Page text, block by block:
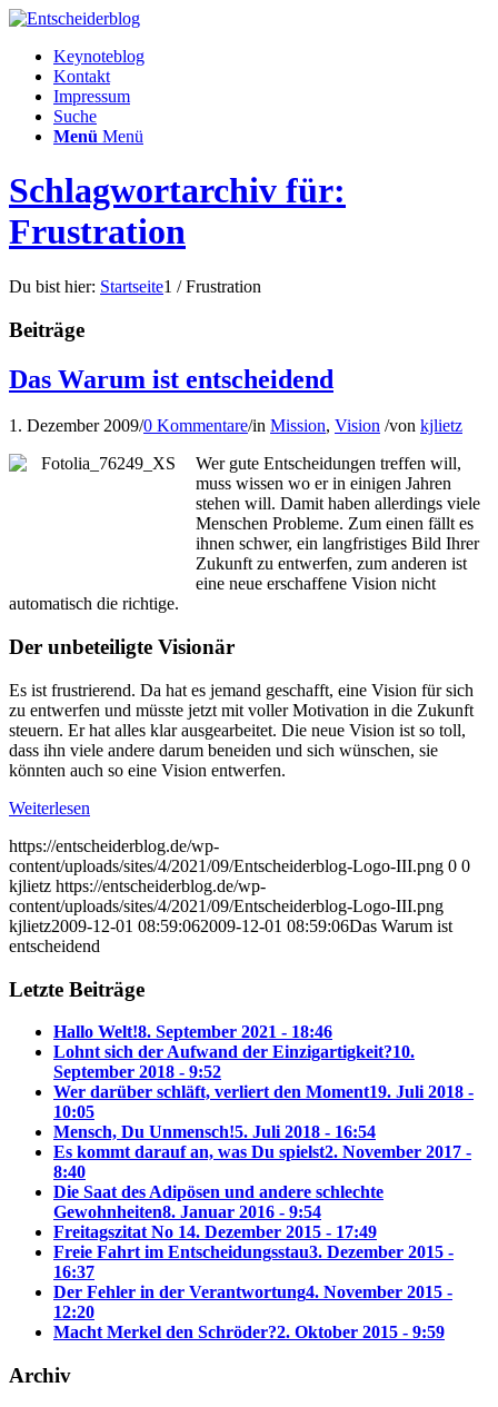
Keynoteblog
Kontakt
Impressum
Suche
Menü Menü
Schlagwortarchiv für:
Frustration
Du bist hier: Startseite1 / Frustration
Beiträge
Das Warum ist entscheidend
1. Dezember 2009/0 Kommentare/in Mission, Vision /von kjlietz
Wer gute Entscheidungen treffen will,
muss wissen wo er in einigen Jahren
stehen will. Damit haben allerdings viele
Menschen Probleme. Zum einen fällt es
ihnen schwer, ein langfristiges Bild Ihrer
Zukunft zu entwerfen, zum anderen ist
eine neue erschaffene Vision nicht
automatisch die richtige.
Der unbeteiligte Visionär
Es ist frustrierend. Da hat es jemand geschafft, eine Vision für sich
zu entwerfen und müsste jetzt mit voller Motivation in die Zukunft
steuern. Er hat alles klar ausgearbeitet. Die neue Vision ist so toll,
dass ihn viele andere darum beneiden und sich wünschen, sie
könnten auch so eine Vision entwerfen.
Weiterlesen
https://entscheiderblog.de/wp-
content/uploads/sites/4/2021/09/Entscheiderblog-Logo-III.png 0 0
kjlietz https://entscheiderblog.de/wp-
content/uploads/sites/4/2021/09/Entscheiderblog-Logo-III.png
kjlietz2009-12-01 08:59:062009-12-01 08:59:06Das Warum ist
entscheidend
Letzte Beiträge
Hallo Welt!8. September 2021 - 18:46
Lohnt sich der Aufwand der Einzigartigkeit?10.
September 2018 - 9:52
Wer darüber schläft, verliert den Moment19. Juli 2018 -
10:05
Mensch, Du Unmensch!5. Juli 2018 - 16:54
Es kommt darauf an, was Du spielst2. November 2017 -
8:40
Die Saat des Adipösen und andere schlechte
Gewohnheiten8. Januar 2016 - 9:54
Freitagszitat No 14. Dezember 2015 - 17:49
Freie Fahrt im Entscheidungsstau3. Dezember 2015 -
16:37
Der Fehler in der Verantwortung4. November 2015 -
12:20
Macht Merkel den Schröder?2. Oktober 2015 - 9:59
Archiv